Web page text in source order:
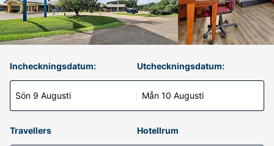
Incheckningsdatum:
Sön 9 Augusti
Utcheckningsdatum:
Mån 10 Augusti
Travellers Hotellrum